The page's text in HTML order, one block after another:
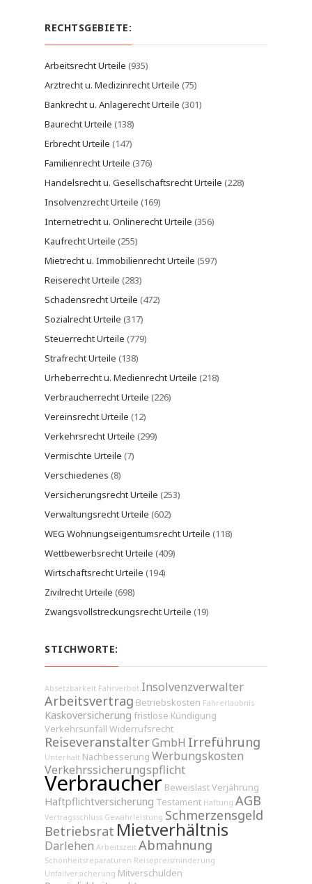
RECHTSGEBIETE:
Arbeitsrecht Urteile (935)
Arztrecht u. Medizinrecht Urteile (75)
Bankrecht u. Anlagerecht Urteile (301)
Baurecht Urteile (138)
Erbrecht Urteile (147)
Familienrecht Urteile (376)
Handelsrecht u. Gesellschaftsrecht Urteile (228)
Insolvenzrecht Urteile (169)
Internetrecht u. Onlinerecht Urteile (356)
Kaufrecht Urteile (255)
Mietrecht u. Immobilienrecht Urteile (597)
Reiserecht Urteile (283)
Schadensrecht Urteile (472)
Sozialrecht Urteile (317)
Steuerrecht Urteile (779)
Strafrecht Urteile (138)
Urheberrecht u. Medienrecht Urteile (218)
Verbraucherrecht Urteile (226)
Vereinsrecht Urteile (12)
Verkehrsrecht Urteile (299)
Vermischte Urteile (7)
Verschiedenes (8)
Versicherungsrecht Urteile (253)
Verwaltungsrecht Urteile (602)
WEG Wohnungseigentumsrecht Urteile (118)
Wettbewerbsrecht Urteile (409)
Wirtschaftsrecht Urteile (194)
Zivilrecht Urteile (698)
Zwangsvollstreckungsrecht Urteile (19)
STICHWORTE:
Absetzbarkeit Fahrverbot Insolvenzverwalter
Arbeitsvertrag Betriebskosten Fahrerlaubnis
Kaskoversicherung fristlose Kündigung
Verkehrsunfall Widerrufsrecht
ReiseveranstalterGmbH Irreführung
Unterhalt Nachbesserung Werbungskosten
Verkehrssicherungspflicht
Verbraucher BeweislastVerjährung
Haftpflichtversicherung Testament Haftung AGB
Vertragsschluss Gewährleistung Schmerzensgeld
Betriebsrat Mietverhältnis
Darlehen Arbeitszeit Abmahnung
Schönheitsreparaturen Reisepreisminderung
Unfallversicherung Mitverschulden